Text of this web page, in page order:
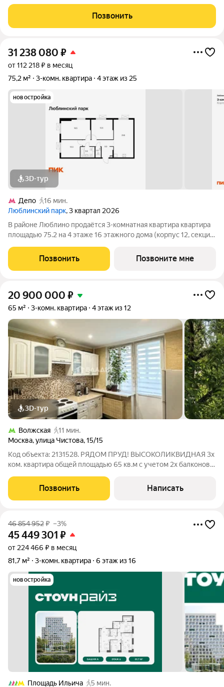
монолитного дома, сданного в 2022 году. Общая площадь
квартиры 76,8 кв. м, из которых просторная
Позвонить
31 238 080 ₽
от 112 218 ₽ в месяц
75,2 м²
3-комн. квартира 4 этаж из 25
новостройка
3D-тур
Депо
16 мин.
Люблинский парк, 3 квартал 2026
В районе Люблино продаётся 3-комнатная квартира квартира
площадью 75.2 на 4 этаже 16 этажного дома (корпус 12, секция
15 минут пешком до станции метро «Братиславская» и МЦД
«Перерва». 11 минут
Позвонить Позвоните мне
20 900 000 ₽
65 м² 3-комн. квартира 4 этаж из 12
3D-тур
Волжская
11 мин.
Москва,улица Чистова,15/15
Код объекта: 2131528. РЯДОМ ПРУД! ВЫСОКОЛИКВИДНАЯ 3х
ком. квартира общей площадью 65 кв.м с учетом 2х балконов
дружной семьи на удобном 4 этаже в живописном районе
Москвы. ДОКУМЕНТЫ: -2 взрослых
Позвонить Написать
46 854 952₽ –3%
45 449 301 ₽
от 224 466 ₽ в месяц
81,7 м²
3-комн. квартира 6 этаж из 16
новостройка
Площадь Ильича 5 мин.